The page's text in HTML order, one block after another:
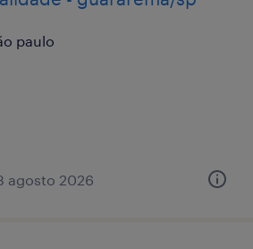
paulo
agosto 2026